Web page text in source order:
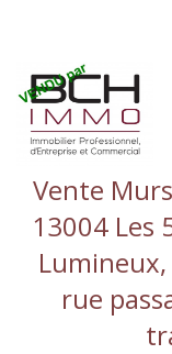
Vente
13004 Les
rue